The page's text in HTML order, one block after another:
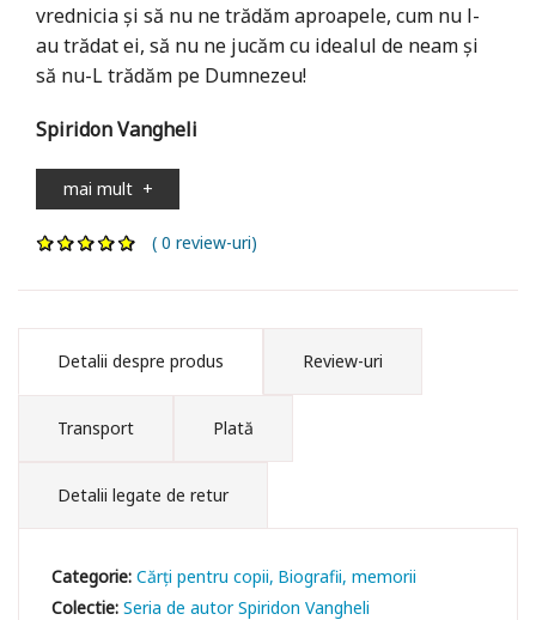
vrednicia şi să nu ne trădăm aproapele, cum nu l-
au trădat ei, să nu ne jucăm cu idealul de neam şi
să nu-L trădăm pe Dumnezeu!
Spiridon Vangheli
mai mult +
( 0 review-uri)
Detalii despre produs Review-uri
Transport Plată
Detalii legate de retur
Categorie:Cărți pentru copii Biografii, memorii
Colectie:Seria de autor Spiridon Vangheli